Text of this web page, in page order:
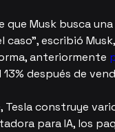
que Musk busca
caso", escribió
anteriormente
después de
Tesla construye
para IA, los